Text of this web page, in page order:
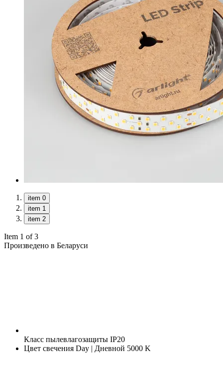
item 0
item 1
item 2
Item 1 of 3
Произведено в Беларуси
Класс пылевлагозащиты IP20
Цвет свечения Day | Дневной 5000 K